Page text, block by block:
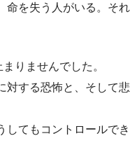
命を失う人がいる。それ
りませんでした。
対する恐怖と、そして悲
してもコントロールでき